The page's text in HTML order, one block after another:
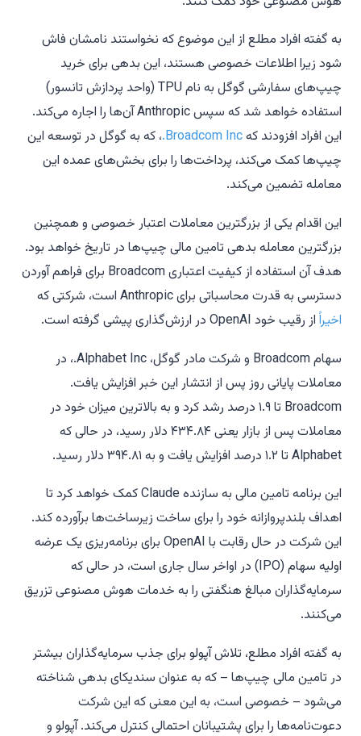
به گفته افراد مطلع از این موضوع که نخواستند نامشان فاش
شود زیرا اطلاعات خصوصی هستند، این بدهی برای خرید
چیپ‌های سفارشی گوگل به نام TPU (واحد پردازش تانسور)
استفاده خواهد شد که سپس Anthropic آن‌ها را اجاره می‌کند.
این افراد افزودند کهBroadcom Inc. ، که به گوگل در توسعه این
چیپ‌ها کمک می‌کند، پرداخت‌ها را برای بخش‌های عمده این
معامله تضمین می‌کند.
این اقدام یکی از بزرگترین معاملات اعتبار خصوصی و همچنین
بزرگترین معامله بدهی تامین مالی چیپ‌ها در تاریخ خواهد بود.
هدف آن استفاده از کیفیت اعتباری Broadcom برای فراهم آوردن
دسترسی به قدرت محاسباتی برای Anthropic است، شرکتی که
اخیراً از رقیب خود OpenAI در ارزش‌گذاری پیشی گرفته است.
سهام Broadcom و شرکت مادر گوگل، Alphabet Inc.، در
معاملات پایانی روز پس از انتشار این خبر افزایش یافت.
Broadcom تا ۱.۹ درصد رشد کرد و به بالاترین میزان خود در
معاملات پس از بازار یعنی ۴۳۴.۸۴ دلار رسید، در حالی که
Alphabet تا ۱.۲ درصد افزایش یافت و به ۳۹۴.۸۱ دلار رسید.
این برنامه تامین مالی به سازنده Claude کمک خواهد کرد تا
اهداف بلندپروازانه خود را برای ساخت زیرساخت‌ها برآورده کند.
این شرکت در حال رقابت با OpenAI برای برنامه‌ریزی یک عرضه
اولیه سهام (IPO) در اواخر سال جاری است، در حالی که
سرمایه‌گذاران مبالغ هنگفتی را به خدمات هوش مصنوعی تزریق
می‌کنند.
به گفته افراد مطلع، تلاش آپولو برای جذب سرمایه‌گذاران بیشتر
در تامین مالی چیپ‌ها – که به عنوان سندیکای بدهی شناخته
می‌شود – خصوصی است، به این معنی که این شرکت
دعوت‌نامه‌ها را برای پشتیبانان احتمالی کنترل می‌کند. آپولو و